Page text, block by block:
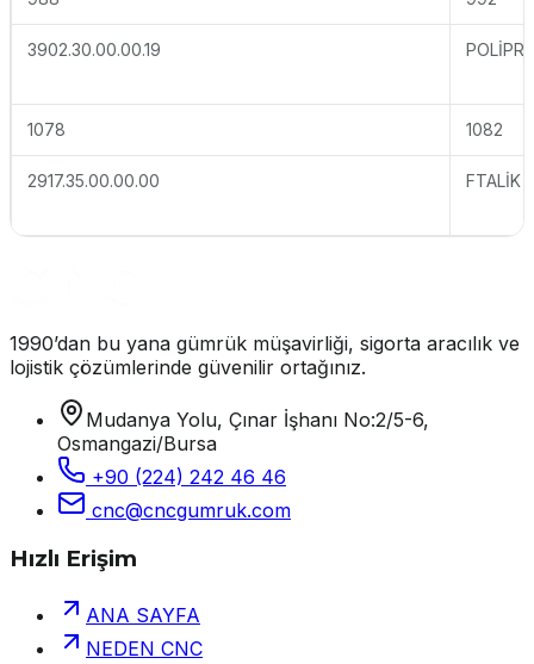
3902.30.00.00.19
1078 1082
2917.35.00.00.00 FTALİK
1990’dan bu yana gümrük müşavirliği, sigorta aracılık ve
lojistik çözümlerinde güvenilir ortağınız.
Mudanya Yolu, Çınar İşhanı No:2/5-6,
Osmangazi/Bursa
+90 (224) 242 46 46
cnc@cncgumruk.com
Hızlı Erişim
ANA SAYFA
NEDEN CNC